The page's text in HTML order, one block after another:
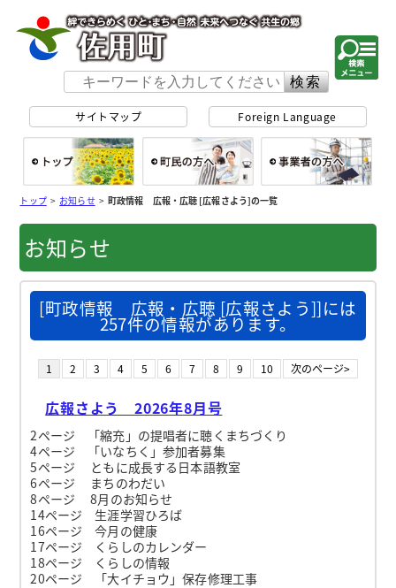
サイトマップ Foreign Language
総合トップ 町民の方へ
トップ> お知らせ>町政情報 広報・広聴 [広報さよう]の一覧
お知らせ
[町政情報 広報・広聴 [広報さよう]]には
257件の情報があります。
1 2 3 4 5 6 7 8 9 10 次のページ>
広報さよう 2026年8月号
2ページ 「縮充」の提唱者に聴くまちづくり
4ページ 「いなちく」参加者募集
5ページ ともに成長する日本語教室
6ページ まちのわだい
8ページ 8月のお知らせ
14ページ 生涯学習ひろば
16ページ 今月の健康
17ページ くらしのカレンダー
18ページ くらしの情報
20ページ 「大イチョウ」保存修理工事